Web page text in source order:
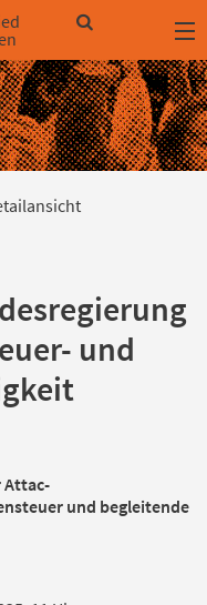
und
Attac-
und begleitende